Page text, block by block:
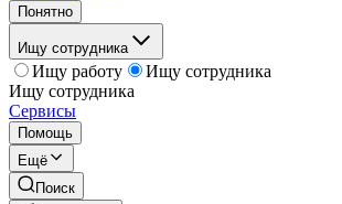
Понятно
Ищу сотрудника
Ищу работу
Ищу сотрудника
Ищу сотрудника
Сервисы
Помощь
Ещё
Поиск